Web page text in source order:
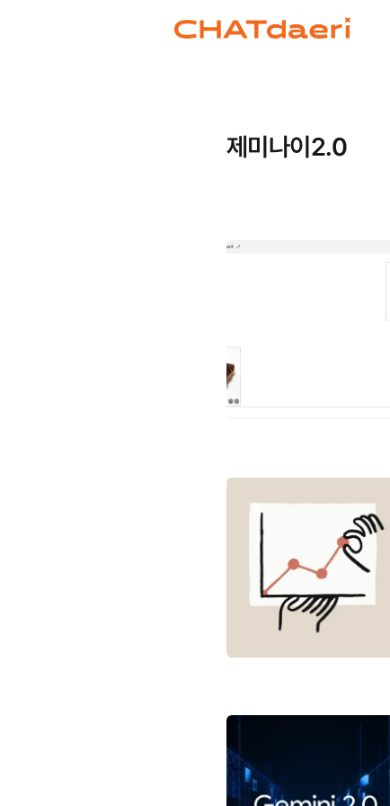
제미나이2.0